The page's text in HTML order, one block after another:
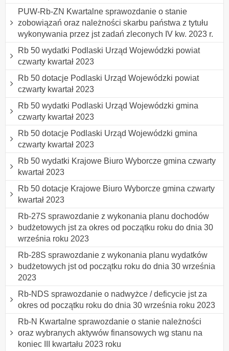
PUW-Rb-ZN Kwartalne sprawozdanie o stanie
zobowiązań oraz należności skarbu państwa z tytułu
wykonywania przez jst zadań zleconych IV kw. 2023 r.
Rb 50 wydatki Podlaski Urząd Wojewódzki powiat
czwarty kwartał 2023
Rb 50 dotacje Podlaski Urząd Wojewódzki powiat
czwarty kwartał 2023
Rb 50 wydatki Podlaski Urząd Wojewódzki gmina
czwarty kwartał 2023
Rb 50 dotacje Podlaski Urząd Wojewódzki gmina
czwarty kwartał 2023
Rb 50 wydatki Krajowe Biuro Wyborcze gmina czwarty
kwartał 2023
Rb 50 dotacje Krajowe Biuro Wyborcze gmina czwarty
kwartał 2023
Rb-27S sprawozdanie z wykonania planu dochodów
budżetowych jst za okres od początku roku do dnia 30
września roku 2023
Rb-28S sprawozdanie z wykonania planu wydatków
budżetowych jst od początku roku do dnia 30 września
2023
Rb-NDS sprawozdanie o nadwyżce / deficycie jst za
okres od początku roku do dnia 30 września roku 2023
Rb-N Kwartalne sprawozdanie o stanie należności
oraz wybranych aktywów finansowych wg stanu na
koniec III kwartału 2023 roku